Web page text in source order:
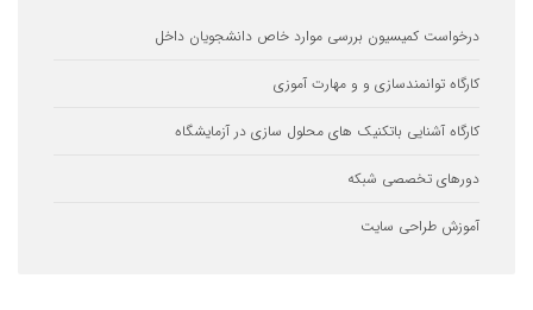
کمیسیون بررسی موارد خاص دانشجویان داخل
توانمندسازی و و مهارت آموزی
آشنایی باتکنیک های محلول سازی در آزمایشگاه
تخصصی شبکه
طراحی سایت